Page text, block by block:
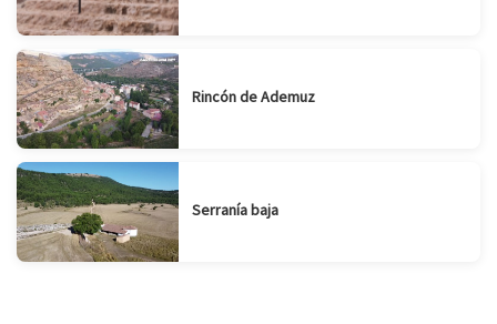
Rincón de Ademuz
Serranía baja